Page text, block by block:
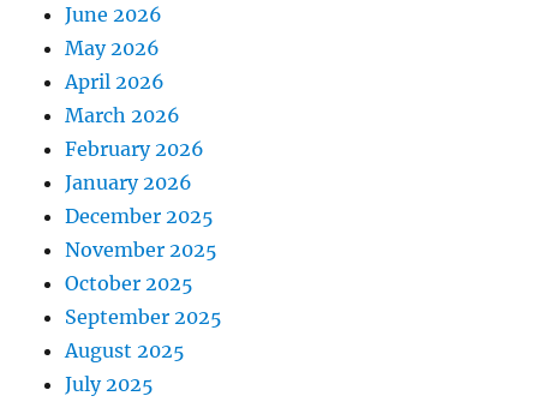
June 2026
May 2026
April 2026
March 2026
February 2026
January 2026
December 2025
November 2025
October 2025
September 2025
August 2025
July 2025